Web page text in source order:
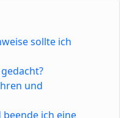
sollte ich
und
ich eine